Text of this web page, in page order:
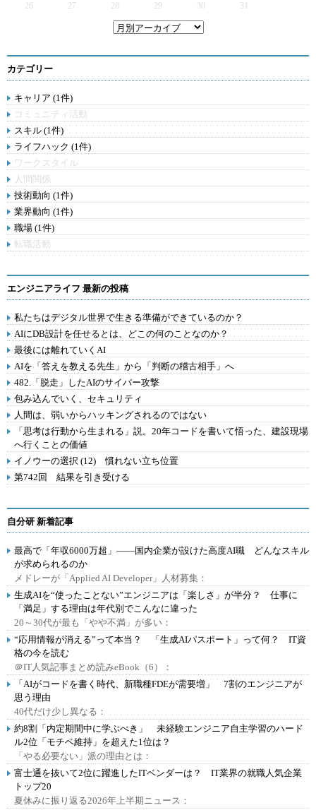
26
27 28 29 30 31
カテゴリー
キャリア (1件)
コミュニティ活動
スキル (1件)
ライフハック (1件)
ワークスタイル
人間関係
技術動向 (1件)
業界動向 (1件)
職場 (1件)
転職活動
エンジニアライフ 最新の投稿
私たちはデジタル世界で生きる準備ができているのか？
AIにDB設計を任せるとは、どこの何のことなのか？
最後には離れていくAI
AIを「答えを教える先生」から「判断の稽古相手」へ
482.「脱走」したAIのサイバー攻撃
包み込んでいく、セキュリティ
人間は、弱いからハッキングされるのではない
「思考は行動から生まれる」説。20年コードを書いて悟った、建設現場
へ行くことの価値
イノウーの選択 (12) 慣れない立ち位置
第742回 結果を引き受ける
自分研 新着記事
最高で「年収6000万超」――国内企業が設けた高度AI職 どんなスキル
が求められるのか
メドレーが「Applied AI Developer」人材募集：
生成AIを“使ったことない”エンジニアは「楽しさ」が半分？ 仕事に
「満足」する理由は年代別でこんなに違った
20～30代が最も「やや不満」が多い：
“応用情報が消える”って本当？ 「生成AIパスポート」って何？ IT資
格の今を読む
＠IT人気記事まとめ読みeBook（6）：
「AIがコードを書く時代、新職種FDEが需要増」 7割のエンジニアが
思う理由
40代だけ少し異なる：
約8割「内定期間中に学ぶべき」 未経験エンジニア自主学習のハード
ル2位「モチベ維持」を超えた1位は？
「やる必要ない」派の理由とは：
富士通を抜いて2位に躍進したITベンダーは？ IT業界の就職人気企業
トップ20
夏休みに振り返る2026年上半期ニュース：